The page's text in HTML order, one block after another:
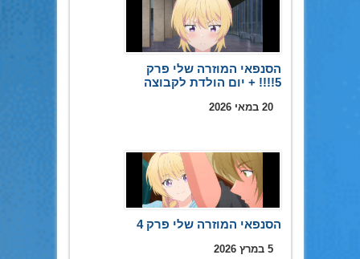
הסנפאי המוזרה שלי פרק
5!!!! + יום הולדת לקבוצה
20 במאי 2026
הסנפאי המוזרה שלי פרק 4
5 במרץ 2026